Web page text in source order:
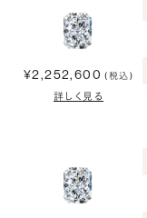
¥2,252,600 (税込)
詳しく見る